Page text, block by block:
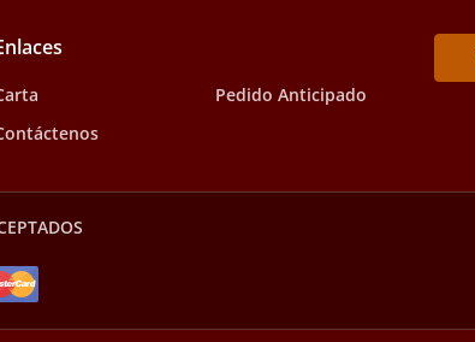
Pedido Anticipado